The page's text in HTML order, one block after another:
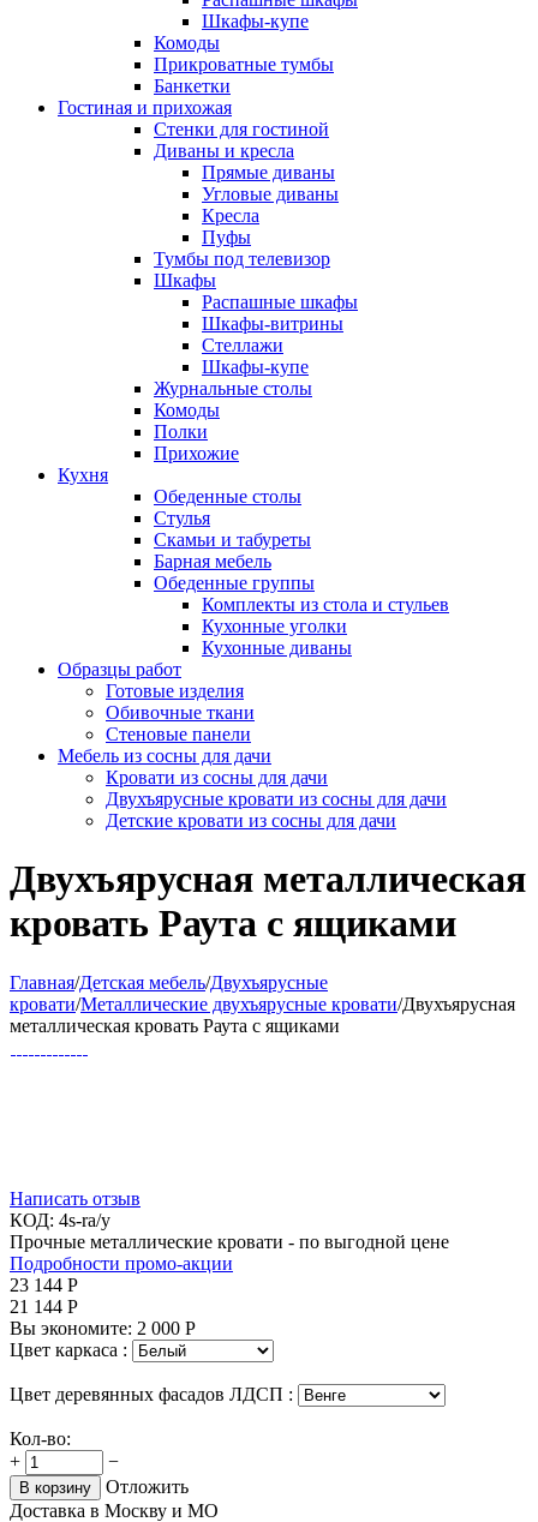
Шкафы-купе
Комоды
Прикроватные тумбы
Банкетки
Гостиная и прихожая
Стенки для гостиной
Диваны и кресла
Прямые диваны
Угловые диваны
Кресла
Пуфы
Тумбы под телевизор
Шкафы
Распашные шкафы
Шкафы-витрины
Стеллажи
Шкафы-купе
Журнальные столы
Комоды
Полки
Прихожие
Кухня
Обеденные столы
Стулья
Скамьи и табуреты
Барная мебель
Обеденные группы
Комплекты из стола и стульев
Кухонные уголки
Кухонные диваны
Образцы работ
Готовые изделия
Обивочные ткани
Стеновые панели
Мебель из сосны для дачи
Кровати из сосны для дачи
Двухъярусные кровати из сосны для дачи
Детские кровати из сосны для дачи
Двухъярусная металлическая
кровать Раута с ящиками
Главная/Детская мебель/Двухъярусные
кровати/Металлические двухъярусные кровати/Двухъярусная
металлическая кровать Раута с ящиками
Написать отзыв
КОД: 4s-ra/y
Прочные металлические кровати - по выгодной цене
Подробности промо-акции
23 144 Р
21 144 Р
Вы экономите: 2 000 Р
Цвет каркаса :
Цвет деревянных фасадов ЛДСП :
Кол-во:
+
−
В корзину
Отложить
Доставка в Москву и МО